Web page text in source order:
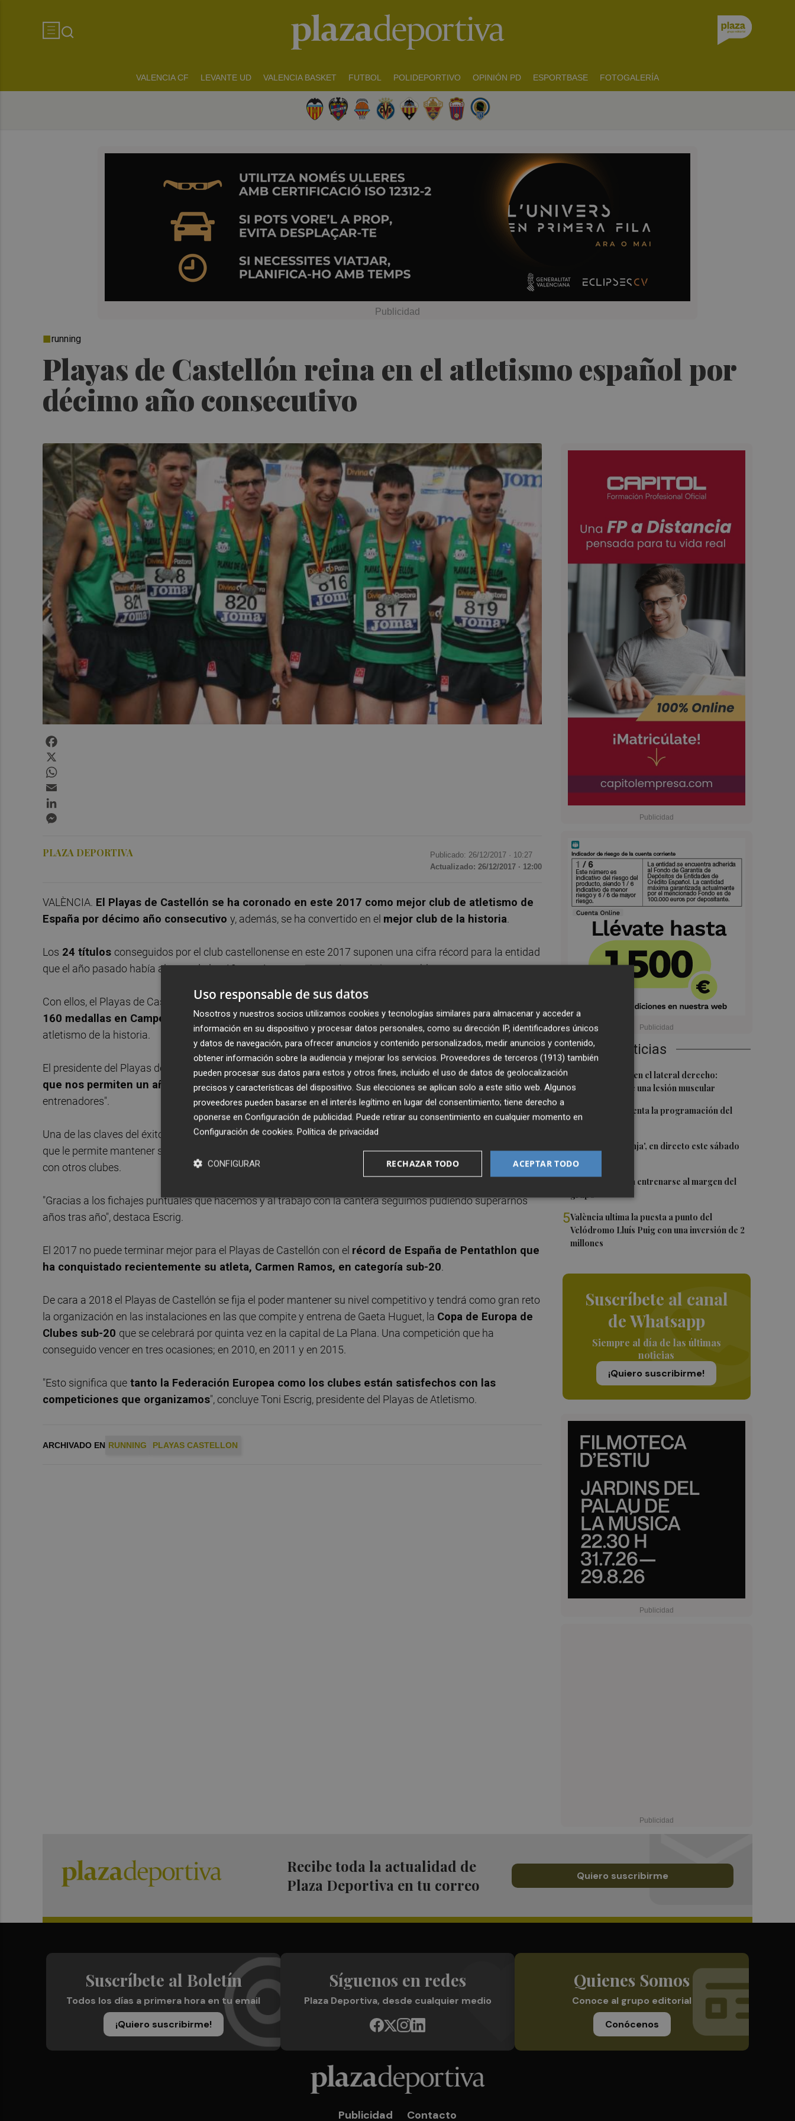
VALENCIA CF LEVANTE UD VALENCIA BASKET FUTBOL POLIDEPORTIVO OPINIÓN PD ESPORTBASE FOTOGALERÍA
Playas de Castellón reina en el atletismo español por
décimo año consecutivo
running
Últimas Noticias
1
Más problemas en el lateral derecho:
Monferrer sufre una lesión muscular
2 El Valencia presenta la programación del
Trofeu Taronja
3 El 'Trofeu Taronja', en directo este sábado
por À Punt
4 Almeida vuelve a entrenarse al margen del
grupo
5València ultima la puesta a punto del
Velódromo Lluís Puig con una inversión de 2
millones
Suscríbete al canal
de Whatsapp
Siempre al día de las últimas
noticias
¡Quiero suscribirme!
PLAZA DEPORTIVA Publicado: 26/12/2017 · 10:27
Actualizado: 26/12/2017 · 12:00
VALÈNCIA. El Playas de Castellón se ha coronado en este 2017 como mejor club de atletismo de
España por décimo año consecutivo y, además, se ha convertido en el mejor club de la historia.
Los 24 títulos conseguidos por el club castellonense en este 2017 suponen una cifra récord para la entidad
que el año pasado había alcanzado los 19, un número que preveían sería insuperable.
Con ellos, el Playas de Castellón sumadesde 1995 un total de 163 títulos nacionales, uno europeo y
160 medallas en Campeonatos de España, lo que le permite ser, actualmente, el mejor club español de
atletismo de la historia.
El presidente del Playas de Castellón, , se muestra "contentísimo por los buenos resultados
que nos permiten un año más ser el mejor club", a la vez que agradece "el esfuerzo de atletas y
entrenadores".
Una de las claves del éxito del Playas de Castellón es suapuesta por el atletismo de base
que le permite mantener su máximo nivel competitivo pese a que económicamente le es imposible competir
con otros clubes.
"Gracias a los fichajes puntuales que hacemos y al trabajo con la cantera seguimos pudiendo superarnos
años tras año", destaca Escrig.
El 2017 no puede terminar mejor para el Playas de Castellón con el récord de España de Pentathlon que
ha conquistado recientemente su atleta, Carmen Ramos, en categoría sub-20.
De cara a 2018 el Playas de Castellón se fija el poder mantener su nivel competitivo y tendrá como gran reto
la organización en las instalaciones en las que compite y entrena de Gaeta Huguet, la Copa de Europa de
Clubes sub-20 que se celebrará por quinta vez en la capital de La Plana. Una competición que ha
conseguido vencer en tres ocasiones; en 2010, en 2011 y en 2015.
"Esto significa que tanto la Federación Europea como los clubes están satisfechos con las
competiciones que organizamos", concluye Toni Escrig, presidente del Playas de Atletismo.
ARCHIVADO EN RUNNING PLAYAS CASTELLON
Recibe toda la actualidad de
Plaza Deportiva en tu correo
Quiero suscribirme
Suscríbete al Boletín
Todos los días a primera hora en tu email
¡Quiero suscribirme!
Síguenos en redes
Plaza Deportiva, desde cualquier medio
Quienes Somos
Conoce al grupo editorial
Conócenos
Publicidad Contacto
Uso responsable de sus datos
Nosotros y nuestros socios utilizamos cookies y tecnologías similares para almacenar y acceder a
información en su dispositivo y procesar datos personales, como su dirección IP, identificadores únicos
y datos de navegación, para ofrecer anuncios y contenido personalizados, medir anuncios y contenido,
obtener información sobre la audiencia y mejorar los servicios. Proveedores de terceros (1913) también
pueden procesar sus datos para estos y otros fines, incluido el uso de datos de geolocalización
precisos y características del dispositivo. Sus elecciones se aplican solo a este sitio web. Algunos
proveedores pueden basarse en el interés legítimo en lugar del consentimiento; tiene derecho a
oponerse en Configuración de publicidad. Puede retirar su consentimiento en cualquier momento en
Configuración de cookies. Política de privacidad
ACEPTAR TODO
RECHAZAR TODO
CONFIGURAR